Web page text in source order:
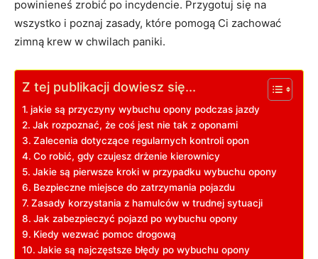
powinieneś zrobić po incydencie. Przygotuj się na
wszystko i poznaj zasady,‍ które pomogą Ci zachować
⁤zimną⁣ krew w chwilach paniki.
Z tej publikacji dowiesz się...
jakie są przyczyny wybuchu opony⁢ podczas jazdy
Jak​ rozpoznać,​ że coś jest​ nie tak z oponami
Zalecenia ‍dotyczące regularnych kontroli opon
Co ⁤robić, gdy czujesz drżenie kierownicy
Jakie są pierwsze kroki w przypadku wybuchu opony
Bezpieczne miejsce do zatrzymania pojazdu
Zasady korzystania z hamulców w trudnej sytuacji
Jak zabezpieczyć pojazd po wybuchu opony
Kiedy wezwać‍ pomoc drogową
Jakie są najczęstsze błędy po wybuchu‍ opony